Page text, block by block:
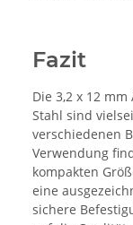
Fazit
Die 3,2 x 12
Stahl sind
verschiedenen
Verwendung
kompakten
eine
sichere